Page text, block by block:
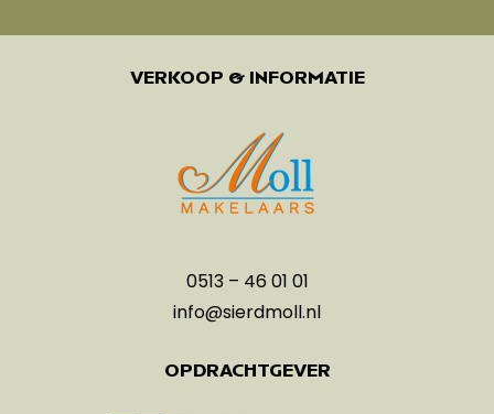
VERKOOP & INFORMATIE
0513 – 46 01 01
info@sierdmoll.nl
OPDRACHTGEVER